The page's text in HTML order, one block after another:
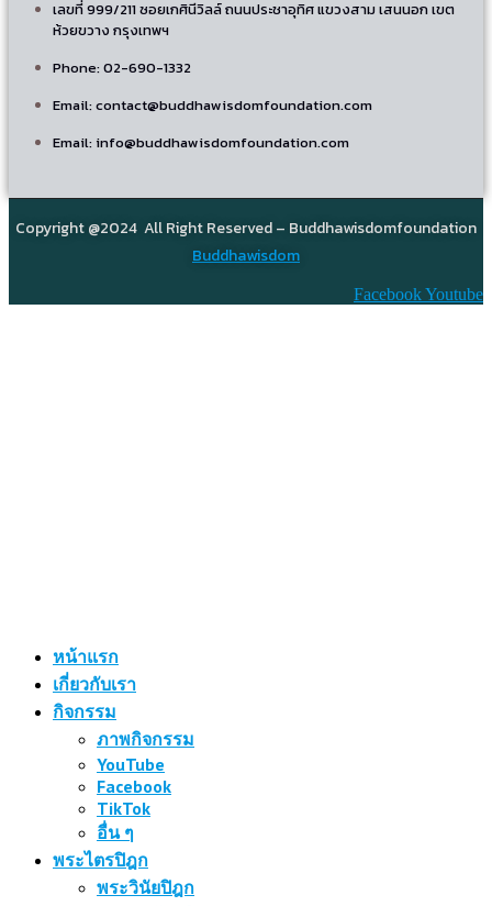
เลขที่ 999/211 ซอยเกศินีวิลล์ ถนนประชาอุทิศ แขวงสาม เสนนอก เขต
ห้วยขวาง กรุงเทพฯ
Phone: 02-690-1332
Email: contact@buddhawisdomfoundation.com
Email: info@buddhawisdomfoundation.com
Copyright @2024 All Right Reserved – Buddhawisdomfoundation
Buddhawisdom
FacebookYoutube
หน้าแรก
เกี่ยวกับเรา
กิจกรรม
ภาพกิจกรรม
YouTube
Facebook
TikTok
อื่น ๆ
พระไตรปิฎก
พระวินัยปิฎก